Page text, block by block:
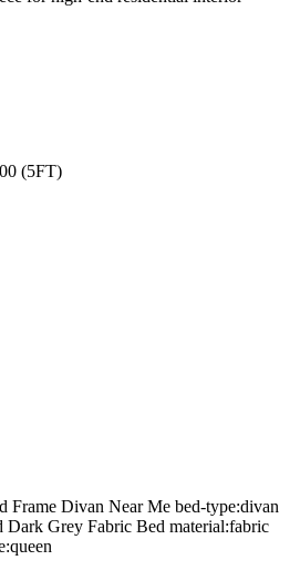
(5FT)
Frame Divan Near Me bed-type:divan
Dark Grey Fabric Bed material:fabric